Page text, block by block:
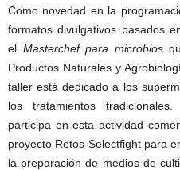
Como novedad en la
formatos divulgativos basados
el Masterchef para microbios
Productos Naturales y
taller está dedicado a los
los tratamientos
participa en esta actividad
proyecto Retos-Selectfight para
la preparación de medios de